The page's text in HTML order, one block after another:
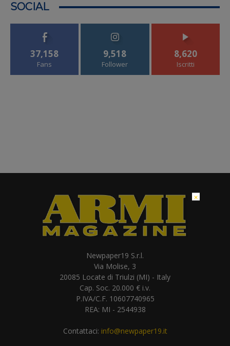
SOCIAL
37,158
Fans
9,518
Follower
8,620
Iscritti
Newpaper19 S.r.l.
Via Molise, 3
20085 Locate di Triulzi (MI) - Italy
Cap. Soc. 20.000 € i.v.
P.IVA/C.F. 10607740965
REA: MI - 2544938
Contattaci: info@newpaper19.it
×